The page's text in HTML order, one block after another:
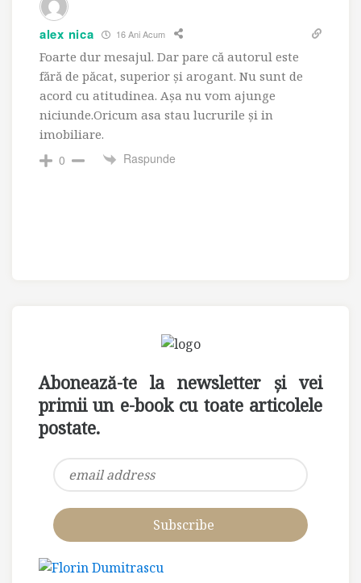
alex nica 16 Ani Acum
Foarte dur mesajul. Dar pare că autorul este
fără de păcat, superior şi arogant. Nu sunt de
acord cu atitudinea. Aşa nu vom ajunge
niciunde.Oricum asa stau lucrurile şi in
imobiliare.
0
Raspunde
Abonează-te la newsletter și vei
primii un e-book cu toate articolele
postate.